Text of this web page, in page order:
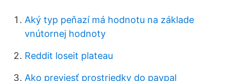
Aký typ peňazí má hodnotu na základe
vnútornej hodnoty
Reddit loseit plateau
Ako previesť prostriedky do paypal